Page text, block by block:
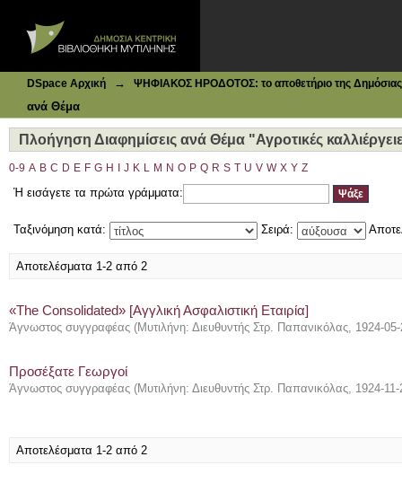
DSpace Αρχική → ΨΗΦΙΑΚΟΣ ΗΡΟΔΟΤΟΣ: το αποθετήριο της Δημόσιας
ανά Θέμα
Πλοήγηση Διαφημίσεις ανά Θέμα "Αγροτικές
0-9 A B C D E F G H J K L M N O P Q R S T U V W X Y Z
Ή εισάγετε τα πρώτα γράμματα:
Ταξινόμηση κατά: Σειρά:
Αποτελέσματα 1-2 από 2
«The Consolidated» [Αγγλική Ασφαλιστική Εταιρία]
Άγνωστος συγγραφέας (Μυτιλήνη: Διευθυντής Στρ. Παπανικόλας, 1924-
Προσέξατε Γεωργοί
Άγνωστος συγγραφέας (Μυτιλήνη: Διευθυντής Στρ. Παπανικόλας, 1924-11-
Αποτελέσματα 1-2 από 2